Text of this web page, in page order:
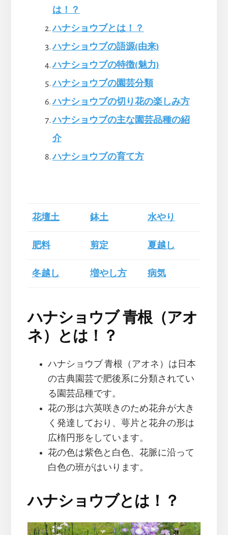
は！？
ハナショウブとは！？
ハナショウブの語源(由来)
ハナショウブの特徴(魅力)
ハナショウブの園芸分類
ハナショウブの切り花の楽しみ方
ハナショウブの主な園芸品種の紹
介
ハナショウブの育て方
花壇土 鉢土 水やり
肥料 剪定 夏越し
冬越し 増やし方 病気
ハナショウブ 青根（アオ
ネ）とは！？
ハナショウブ 青根（アオネ）は日本
の古典園芸で肥後系に分類されてい
る園芸品種です。
花の形は六英咲きのため花弁が大き
く発達しており、萼片と花弁の形は
広楕円形をしています。
花の色は紫色と白色、花脈に沿って
白色の班がはいります。
ハナショウブとは！？